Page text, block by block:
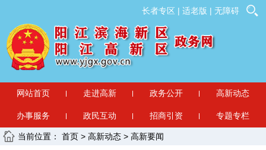
长者专区 | 适老版 | 无障碍
网站首页 走进高新 政务公开 高新动态
办事服务 政民互动 招商引资 专题专栏
当前位置： 首页 > 高新动态 > 高新要闻